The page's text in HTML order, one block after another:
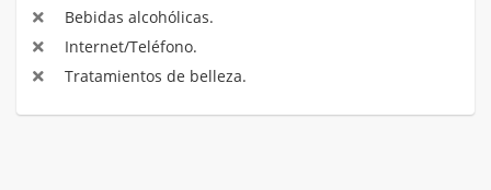
Bebidas alcohólicas.
Internet/Teléfono.
Tratamientos de belleza.